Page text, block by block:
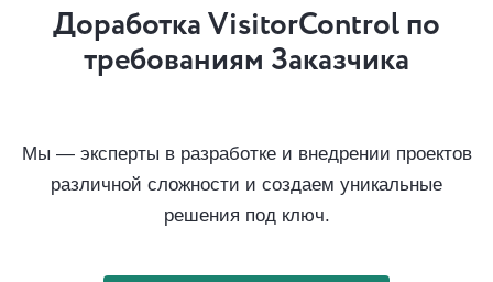
Доработка VisitorControl по
требованиям Заказчика
Мы — эксперты в разработке и внедрении проектов
различной сложности и создаем уникальные
решения под ключ.